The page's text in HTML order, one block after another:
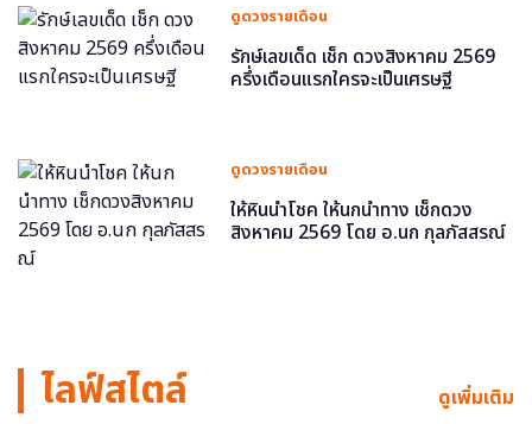
ดูดวงรายเดือน
รักษ์เลขเด็ด เช็ก ดวงสิงหาคม 2569
ครึ่งเดือนแรกใครจะเป็นเศรษฐี
ดูดวงรายเดือน
ให้หินนำโชค ให้นกนำทาง เช็กดวง
สิงหาคม 2569 โดย อ.นก กุลภัสสรณ์
ไลฟ์สไตล์ ดูเพิ่มเติม